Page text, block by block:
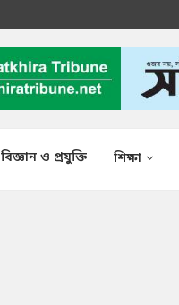
বিজ্ঞান ও প্রযুক্তি শিক্ষা